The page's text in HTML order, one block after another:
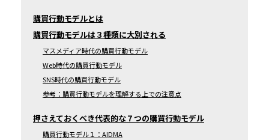
購買行動モデルとは
購買行動モデルは３種類に大別される
マスメディア時代の購買行動モデル
Web時代の購買行動モデル
SNS時代の購買行動モデル
参考：購買行動モデルを理解する上での注意点
押さえておくべき代表的な７つの購買行動モデル
購買行動モデル１：AIDMA